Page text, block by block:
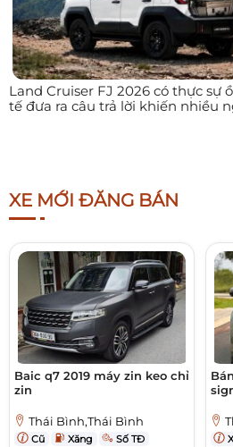
Land Cruiser FJ 2026 có thực sự
tế đưa ra câu trả lời khiến nhiều
XE MỚI ĐĂNG BÁN
Baic q7 2019 máy zin keo chỉ
zin
Thái Bình,Thái Bình
Cũ Xăng Số TĐ